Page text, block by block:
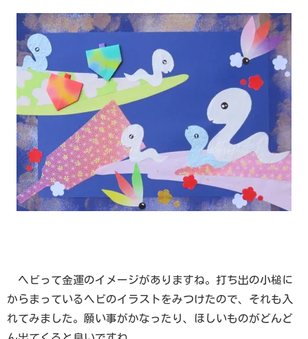
ヘビって金運のイメージがありますね。打ち出の小槌に
からまっているヘビのイラストをみつけたので、それも入
れてみました。願い事がかなったり、ほしいものがどんど